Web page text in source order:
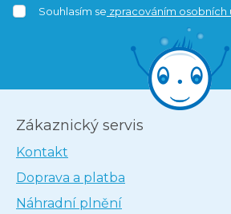
Souhlasím se zpracováním osobních
Zákaznický servis
Kontakt
Doprava a platba
Náhradní plnění